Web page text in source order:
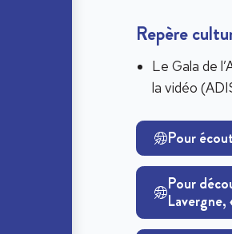
Repère
Le Gala de
la vidéo
Pour
Pour
Lavergne,